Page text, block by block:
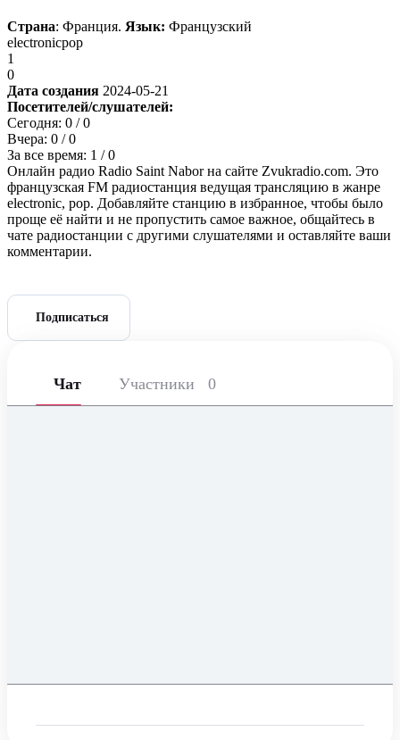
Страна: Франция. Язык: Французский
electronicpop
1
0
Дата создания 2024-05-21
Посетителей/слушателей:
Сегодня: 0 / 0
Вчера: 0 / 0
За все время: 1 / 0
Онлайн радио Radio Saint Nabor на сайте Zvukradio.com. Это
французская FM радиостанция ведущая трансляцию в жанре
electronic, pop. Добавляйте станцию в избранное, чтобы было
проще её найти и не пропустить самое важное, общайтесь в
чате радиостанции с другими слушателями и оставляйте ваши
комментарии.
Подписаться
Чат Участники 0